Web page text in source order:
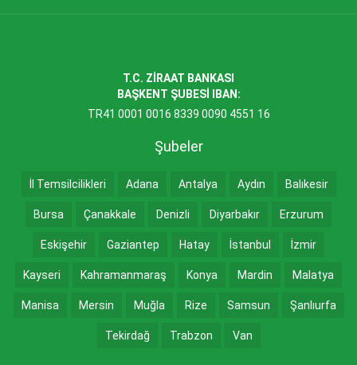
T.C. ZİRAAT BANKASI
BAŞKENT ŞUBESİ IBAN:
TR41 0001 0016 8339 0090 4551 16
Şubeler
İl Temsilcilikleri Adana Antalya Aydın Balıkesir
Bursa Çanakkale Denizli Diyarbakır Erzurum
Eskişehir Gaziantep Hatay İstanbul İzmir
Kayseri Kahramanmaraş Konya Mardin Malatya
Manisa Mersin Muğla Rize Samsun Şanlıurfa
Tekirdağ Trabzon Van